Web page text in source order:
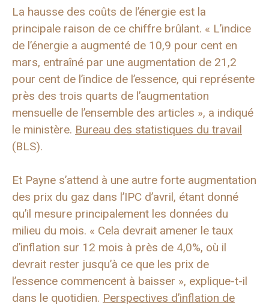
La hausse des coûts de l’énergie est la
principale raison de ce chiffre brûlant. « L’indice
de l’énergie a augmenté de 10,9 pour cent en
mars, entraîné par une augmentation de 21,2
pour cent de l’indice de l’essence, qui représente
près des trois quarts de l’augmentation
mensuelle de l’ensemble des articles », a indiqué
le ministère. Bureau des statistiques du travail
(BLS).
Et Payne s’attend à une autre forte augmentation
des prix du gaz dans l’IPC d’avril, étant donné
qu’il mesure principalement les données du
milieu du mois. « Cela devrait amener le taux
d’inflation sur 12 mois à près de 4,0%, où il
devrait rester jusqu’à ce que les prix de
l’essence commencent à baisser », explique-t-il
dans le quotidien. Perspectives d’inflation de